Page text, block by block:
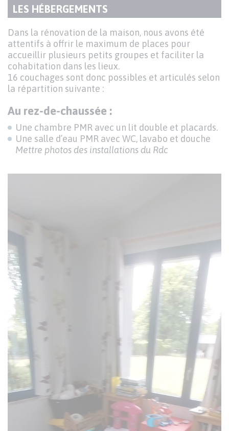
TITRE
DU
PARAGRAPHE
LES HÉBERGEMENTS
Texte
Dans la rénovation de la maison, nous avons été
attentifs à offrir le maximum de places pour
accueillir plusieurs petits groupes et faciliter la
cohabitation dans les lieux.
16 couchages sont donc possibles et articulés selon
la répartition suivante :
Au rez-de-chaussée :
Une chambre PMR avec un lit double et placards.
Une salle d’eau PMR avec WC, lavabo et douche
Mettre photos des installations du Rdc